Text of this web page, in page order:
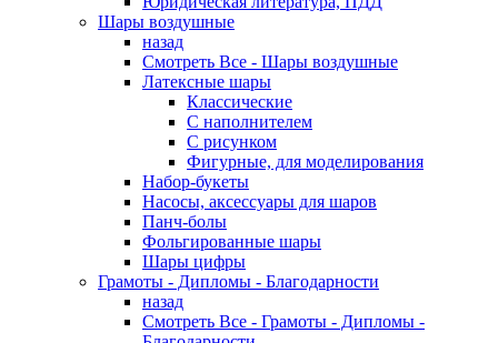
Шары воздушные
назад
Смотреть Все - Шары воздушные
Латексные шары
Классические
С наполнителем
С рисунком
Фигурные, для моделирования
Набор-букеты
Насосы, аксессуары для шаров
Панч-болы
Фольгированные шары
Шары цифры
Грамоты - Дипломы - Благодарности
назад
Смотреть Все - Грамоты - Дипломы -